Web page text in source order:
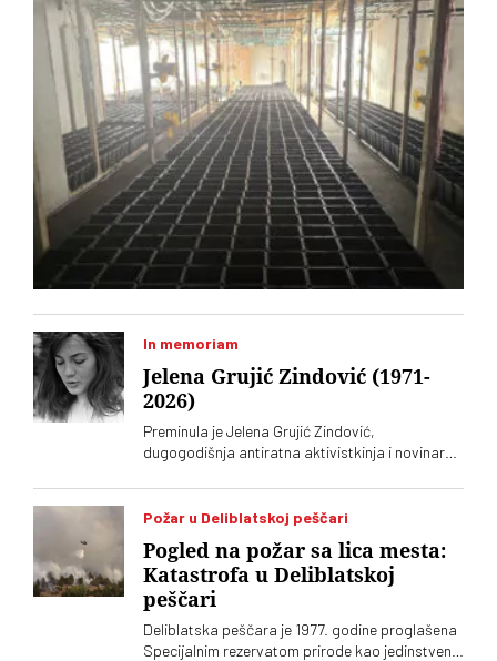
In memoriam
Jelena Grujić Zindović (1971-
2026)
Preminula je Jelena Grujić Zindović,
dugogodišnja antiratna aktivistkinja i novinarka
Požar u Deliblatskoj peščari
Pogled na požar sa lica mesta:
Katastrofa u Deliblatskoj
peščari
Deliblatska peščara je 1977. godine proglašena
Specijalnim rezervatom prirode kao jedinstveni